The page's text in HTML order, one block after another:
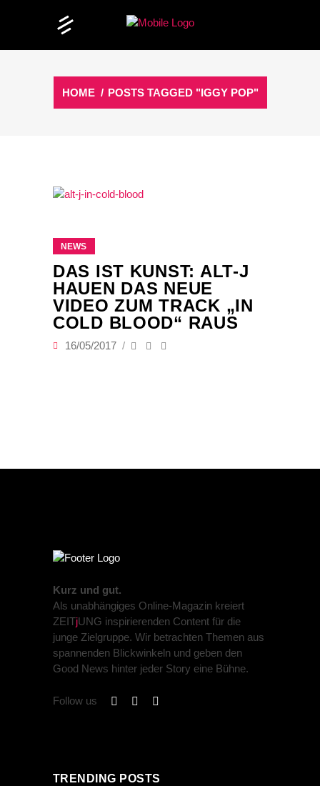
HOME / POSTS TAGGED "IGGY POP"
NEWS
DAS IST KUNST: ALT-J
HAUEN DAS NEUE
VIDEO ZUM TRACK „IN
COLD BLOOD“ RAUS
16/05/2017
Kurz und gut.
Als unabhängiges Online-Magazin kreiert
ZEITjUNG inspirierenden Content für die
junge Zielgruppe. Wir betrachten Themen aus
spannenden Blickwinkeln und geben den
Good News hinter jeder Story eine Bühne.
Follow us
TRENDING POSTS